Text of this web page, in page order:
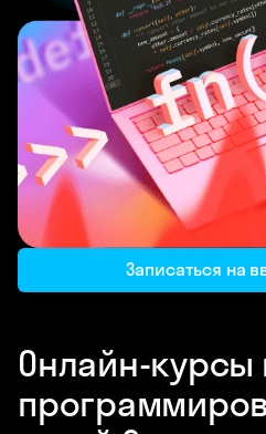
Записаться на
Онлайн-курсы